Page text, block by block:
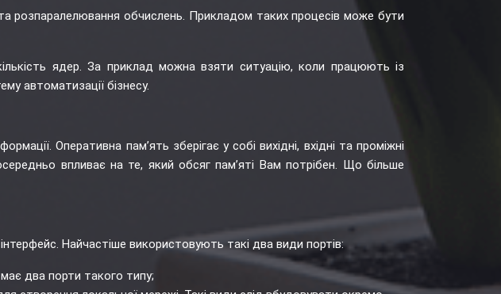
розпаралелювання обчислень. Прикладом таких процесів може бути
ядер. За приклад можна взяти ситуацію, коли працюють із
автоматизації бізнесу.
Оперативна пам’ять зберігає у собі вихідні, вхідні та проміжні
впливає на те, який обсяг пам’яті Вам потрібен. Що більше
Найчастіше використовують такі два види портів:
два порти такого типу;